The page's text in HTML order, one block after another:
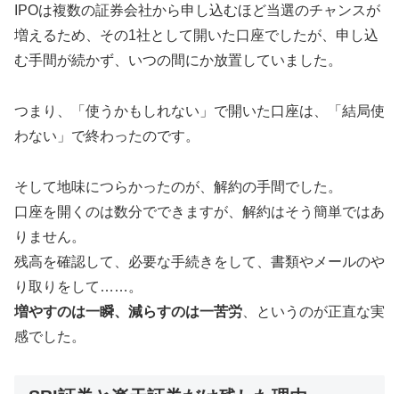
IPOは複数の証券会社から申し込むほど当選のチャンスが
増えるため、その1社として開いた口座でしたが、申し込
む手間が続かず、いつの間にか放置していました。
つまり、「使うかもしれない」で開いた口座は、「結局使
わない」で終わったのです。
そして地味につらかったのが、解約の手間でした。
口座を開くのは数分でできますが、解約はそう簡単ではあ
りません。
残高を確認して、必要な手続きをして、書類やメールのや
り取りをして……。
増やすのは一瞬、減らすのは一苦労 、というのが正直な実
感でした。